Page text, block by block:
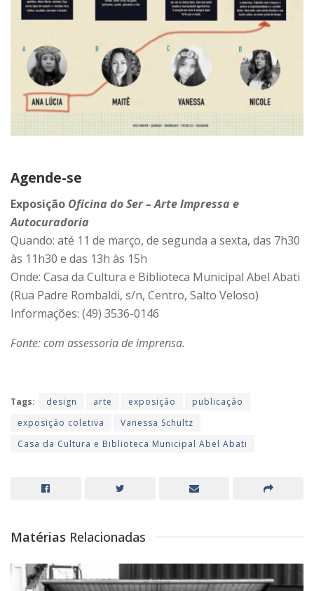
Agende-se
Exposição Oficina do Ser – Arte Impressa e
Autocuradoria
Quando: até 11 de março, de segunda a sexta, das 7h30
às 11h30 e das 13h às 15h
Onde: Casa da Cultura e Biblioteca Municipal Abel Abati
(Rua Padre Rombaldi, s/n, Centro, Salto Veloso)
Informações: (49) 3536-0146
Fonte: com assessoria de imprensa.
Tags: design arte exposição
publicação
exposição coletiva
Vanessa Schultz
Casa da Cultura e Biblioteca Municipal Abel Abati
Matérias Relacionadas